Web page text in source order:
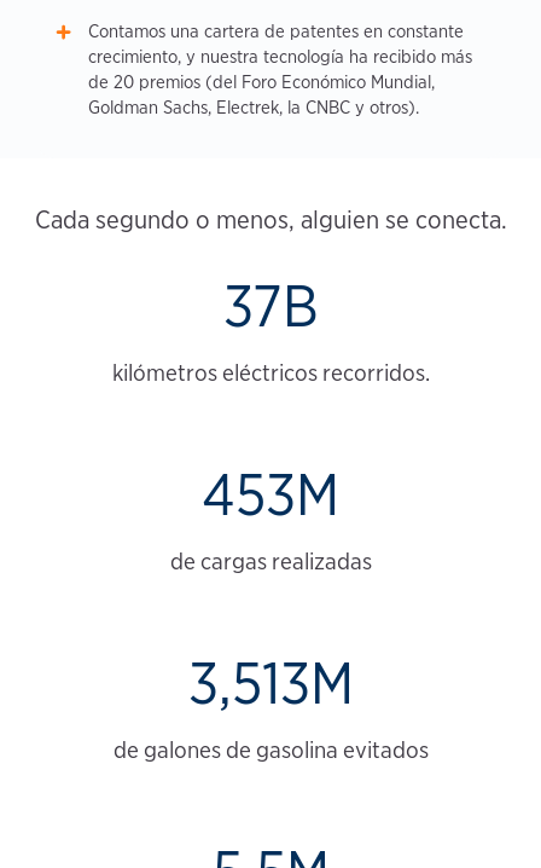
Contamos una cartera de patentes en constante
crecimiento, y nuestra tecnología ha recibido más
de 20 premios (del Foro Económico Mundial,
Goldman Sachs, Electrek, la CNBC y otros).
Cada segundo o menos, alguien se conecta.
37B
kilómetros eléctricos recorridos.
453M
de cargas realizadas
3,513M
de galones de gasolina evitados